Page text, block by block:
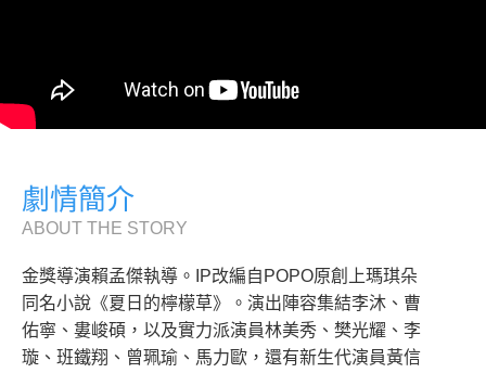
劇情簡介
ABOUT THE STORY
金獎導演賴孟傑執導。IP改編自POPO原創上瑪琪朵
同名小說《夏日的檸檬草》。演出陣容集結李沐、曹
佑寧、婁峻碩，以及實力派演員林美秀、樊光耀、李
璇、班鐵翔、曾珮瑜、馬力歐，還有新生代演員黃信